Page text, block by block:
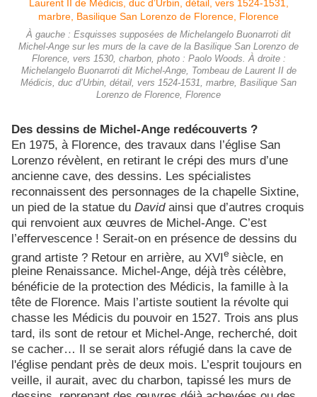
À gauche : Esquisses supposées de Michelangelo Buonarroti dit
Michel-Ange sur les murs de la cave de la Basilique San Lorenzo de
Florence, vers 1530, charbon, photo : Paolo Woods. À droite :
Michelangelo Buonarroti dit Michel-Ange, Tombeau de Laurent II de
Médicis, duc d’Urbin, détail, vers 1524-1531, marbre, Basilique San
Lorenzo de Florence, Florence
Des dessins de Michel-Ange redécouverts ?
En 1975, à Florence, des travaux dans l’église San
Lorenzo révèlent, en retirant le crépi des murs d’une
ancienne cave, des dessins. Les spécialistes
reconnaissent des personnages de la chapelle Sixtine,
un pied de la statue du Davidainsi que d’autres croquis
qui renvoient aux œuvres de Michel-Ange. C’est
l’effervescence ! Serait-on en présence de dessins du
grand artiste ? Retour en arrière, au XVIe siècle, en
pleine Renaissance. Michel-Ange, déjà très célèbre,
bénéficie de la protection des Médicis, la famille à la
tête de Florence. Mais l’artiste soutient la révolte qui
chasse les Médicis du pouvoir en 1527. Trois ans plus
tard, ils sont de retour et Michel-Ange, recherché, doit
se cacher… Il se serait alors réfugié dans la cave de
l'église pendant près de deux mois. L’esprit toujours en
veille, il aurait, avec du charbon, tapissé les murs de